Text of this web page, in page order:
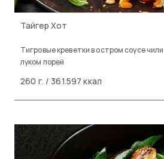
Тайгер Хот
Тигровые креветки в остром соусе
луком порей
260 г. / 361.597 ккал